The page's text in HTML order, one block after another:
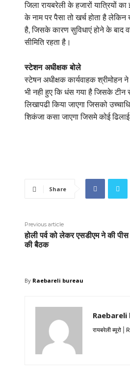
जिला रायबरेली के हजारों
के नाम पर पैसा तो खर्च होता है
है, जिसके कारण सुविधाएं होने के बाद
सीमिति रहता है।
स्टेशन अधीक्षक बोले
स्टेषन अधीक्षक कार्यवाहक श्रीमोहन
भी नही हुए कि धंस गया है जिसके टीन
लिखापढी किया जाएगा जिसको
शिकंजा कसा जाएगा जिसमे कोई ढिलाई
Share
Previous article
होली पर्व को लेकर एसडीएम ने की
की बैठक
By Raebareli bureau
Raebareli
रायबरेली